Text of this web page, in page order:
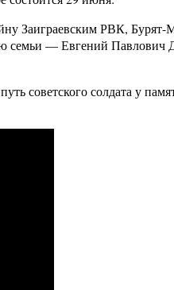
Заиграевским РВК,
семьи — Евгений Павлович
советского солдата у